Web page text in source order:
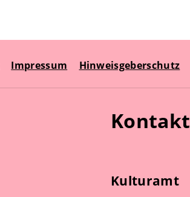
Impressum Hinweisgeberschutz
Kontakt
Kulturamt